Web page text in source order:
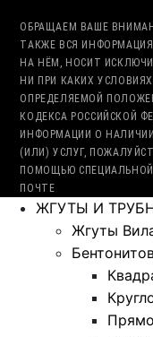
ОБРАЩАЕМ ВАШЕ
ТАКЖЕ ВСЯ
НА НЁМ, НОСИТ
НИ ПРИ КАКИХ
ОПРЕДЕЛЯЕМОЙ
КОДЕКСА РОССИЙСКОЙ
ИНФОРМАЦИИ О
(ИЛИ) УСЛУГ,
ПОМОЩЬЮ
ПОЧТЕ
ЖГУТЫ И
Жгуты